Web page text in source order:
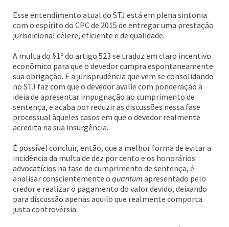
Esse entendimento atual do STJ está em plena sintonia
com o espírito do CPC de 2015 de entregar uma prestação
jurisdicional célere, eficiente e de qualidade.
A multa do §1º do artigo 523 se traduz em claro incentivo
econômico para que o devedor cumpra espontaneamente
sua obrigação. E a jurisprudência que vem se consolidando
no STJ faz com que o devedor avalie com ponderação a
ideia de apresentar impugnação ao cumprimento de
sentença, e acaba por reduzir as discussões nessa fase
processual àqueles casos em que o devedor realmente
acredita na sua insurgência.
É possível concluir, então, que a melhor forma de evitar a
incidência da multa de dez por cento e os honorários
advocatícios na fase de cumprimento de sentença, é
analisar conscientemente o quantum apresentado pelo
credor e realizar o pagamento do valor devido, deixando
para discussão apenas aquilo que realmente comporta
justa controvérsia.